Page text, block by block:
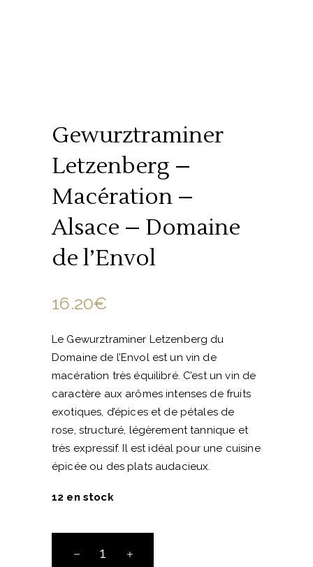
Gewurztraminer
Letzenberg –
Macération –
Alsace – Domaine
de l’Envol
16.20€
Le Gewurztraminer Letzenberg du
Domaine de l’Envol est un vin de
macération très équilibré. C’estun vin de
caractère aux arômes intenses de fruits
exotiques, d’épices et de pétales de
rose, structuré, légèrement tannique et
très expressif. Il est idéal pour une cuisine
épicée ou des plats audacieux.
12 en stock
Letzenberg